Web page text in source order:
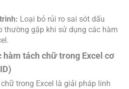
Loại bỏ rủi ro sai sót dấu
thường gặp khi sử dụng các hàm
hàm tách chữ trong Excel cơ
trong Excel là giải pháp linh